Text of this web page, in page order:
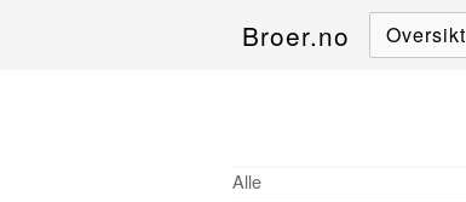
Broer.no Oversikt
Alle